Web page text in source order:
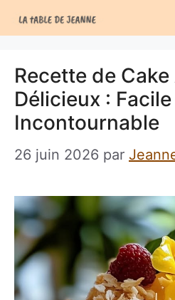
au
Recette de
Délicieux :
Incontournable
26 juin 2026 par